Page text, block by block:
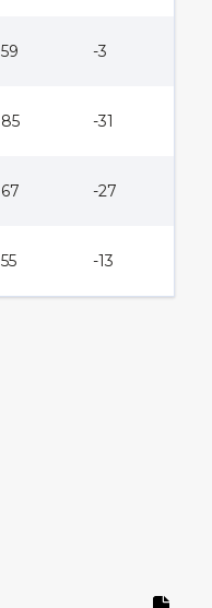
59 -3
85 -31
67 -27
55 -13